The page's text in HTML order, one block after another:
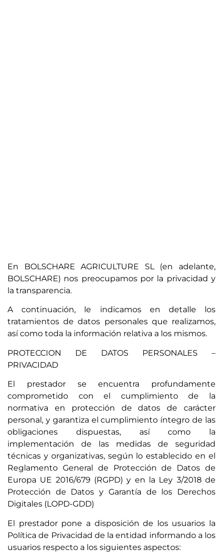
En BOLSCHARE AGRICULTURE SL (en adelante,
BOLSCHARE) nos preocupamos por la privacidad y
la transparencia.
A continuación, le indicamos en detalle los
tratamientos de datos personales que realizamos,
así como toda la información relativa a los mismos.
PROTECCION DE DATOS PERSONALES –
PRIVACIDAD
El prestador se encuentra profundamente
comprometido con el cumplimiento de la
normativa en protección de datos de carácter
personal, y garantiza el cumplimiento íntegro de las
obligaciones dispuestas, así como la
implementación de las medidas de seguridad
técnicas y organizativas, según lo establecido en el
Reglamento General de Protección de Datos de
Europa UE 2016/679 (RGPD) y en la Ley 3/2018 de
Protección de Datos y Garantía de los Derechos
Digitales (LOPD-GDD)
El prestador pone a disposición de los usuarios la
Política de Privacidad de la entidad informando a los
usuarios respecto a los siguientes aspectos: